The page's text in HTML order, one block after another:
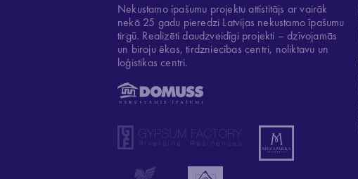
Nekustamo īpašumu projektu attīstītājs ar vairāk
nekā 25 gadu pieredzi Latvijas nekustamo īpašumu
tirgū. Realizēti daudzveidīgi projekti – dzīvojamās
un biroju ēkas, tirdzniecības centri, noliktavu un
loģistikas centri.